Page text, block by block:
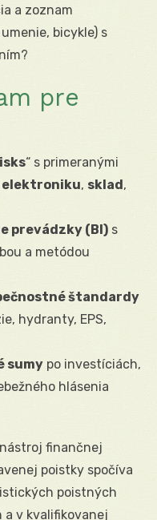
a zoznam
bicykle) s
pre
“ s primeranými
elektroniku, sklad,
prevádzky (BI) s
a metódou
štandardy
hydranty, EPS,
sumy po investíciách,
hlásenia
finančnej
poistky spočíva
poistných
v kvalifikovanej